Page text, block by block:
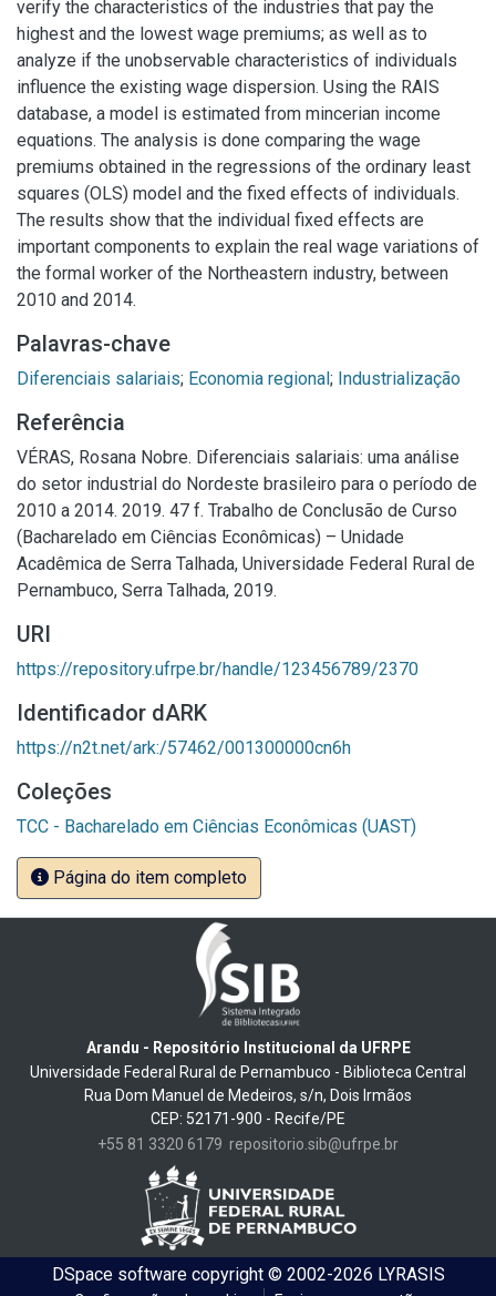
verify the characteristics of the industries that pay the
highest and the lowest wage premiums; as well as to
analyze if the unobservable characteristics of individuals
influence the existing wage dispersion. Using the RAIS
database, a model is estimated from mincerian income
equations. The analysis is done comparing the wage
premiums obtained in the regressions of the ordinary least
squares (OLS) model and the fixed effects of individuals.
The results show that the individual fixed effects are
important components to explain the real wage variations of
the formal worker of the Northeastern industry, between
2010 and 2014.
Palavras-chave
Diferenciais salariais; Economia regional; Industrialização
Referência
VÉRAS, Rosana Nobre. Diferenciais salariais: uma análise
do setor industrial do Nordeste brasileiro para o período de
2010 a 2014. 2019. 47 f. Trabalho de Conclusão de Curso
(Bacharelado em Ciências Econômicas) – Unidade
Acadêmica de Serra Talhada, Universidade Federal Rural de
Pernambuco, Serra Talhada, 2019.
URI
https://repository.ufrpe.br/handle/123456789/2370
Identificador dARK
https://n2t.net/ark:/57462/001300000cn6h
Coleções
TCC - Bacharelado em Ciências Econômicas (UAST)
Página do item completo
Arandu - Repositório Institucional da UFRPE
Universidade Federal Rural de Pernambuco - Biblioteca Central
Rua Dom Manuel de Medeiros, s/n, Dois Irmãos
CEP: 52171-900 - Recife/PE
+55 81 3320 6179 repositorio.sib@ufrpe.br
DSpace softwarecopyright © 2002-2026 LYRASIS